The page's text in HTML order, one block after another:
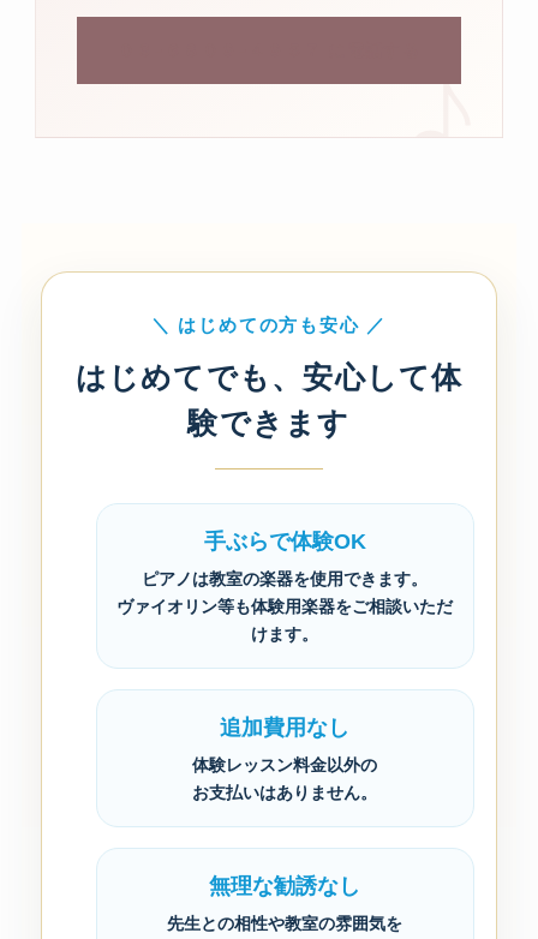
＼ はじめての方も安心 ／
はじめてでも、安心して体
験できます
手ぶらで体験OK
ピアノは教室の楽器を使用できます。
ヴァイオリン等も体験用楽器をご相談いただ
けます。
追加費用なし
体験レッスン料金以外の
お支払いはありません。
無理な勧誘なし
先生との相性や教室の雰囲気を